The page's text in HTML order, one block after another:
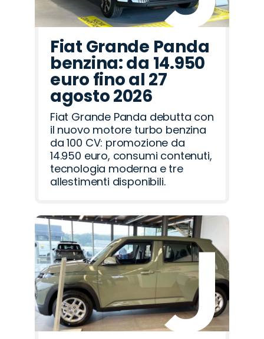
Fiat Grande Panda
benzina: da 14.950
euro fino al 27
agosto 2026
Fiat Grande Panda debutta con
il nuovo motore turbo benzina
da 100 CV: promozione da
14.950 euro, consumi contenuti,
tecnologia moderna e tre
allestimenti disponibili.